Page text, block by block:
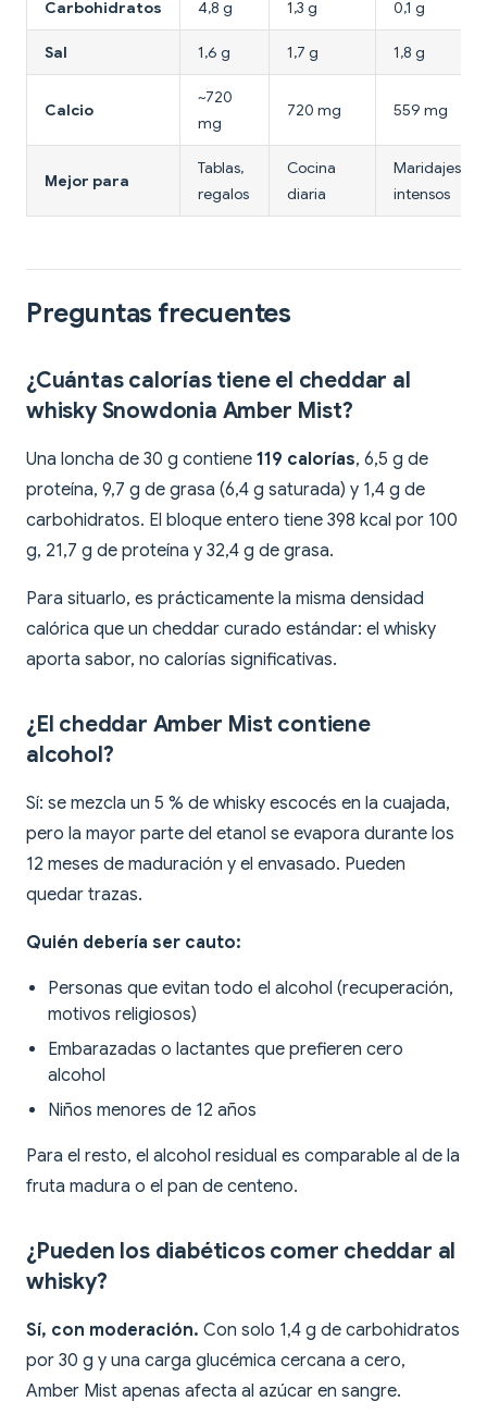
Carbohidratos 4,8 g 1,3 g 0,1 g
Sal 1,6 g 1,7 g 1,8 g
Calcio
~720
mg
720 mg 559 mg
Mejor para
Tablas,
regalos
Cocina
diaria
Maridajes
intensos
Preguntas frecuentes
¿Cuántas calorías tiene el cheddar al
whisky Snowdonia Amber Mist?
Una loncha de 30 g contiene 119 calorías, 6,5 g de
proteína, 9,7 g de grasa (6,4 g saturada) y 1,4 g de
carbohidratos. El bloque entero tiene 398 kcal por 100
g, 21,7 g de proteína y 32,4 g de grasa.
Para situarlo, es prácticamente la misma densidad
calórica que un cheddar curado estándar: el whisky
aporta sabor, no calorías significativas.
¿El cheddar Amber Mist contiene
alcohol?
Sí: se mezcla un 5 % de whisky escocés en la cuajada,
pero la mayor parte del etanol se evapora durante los
12 meses de maduración y el envasado. Pueden
quedar trazas.
Quién debería ser cauto:
Personas que evitan todo el alcohol (recuperación,
motivos religiosos)
Embarazadas o lactantes que prefieren cero
alcohol
Niños menores de 12 años
Para el resto, el alcohol residual es comparable al de la
fruta madura o el pan de centeno.
¿Pueden los diabéticos comer cheddar al
whisky?
Sí, con moderación. Con solo 1,4 g de carbohidratos
por 30 g y una carga glucémica cercana a cero,
Amber Mist apenas afecta al azúcar en sangre.